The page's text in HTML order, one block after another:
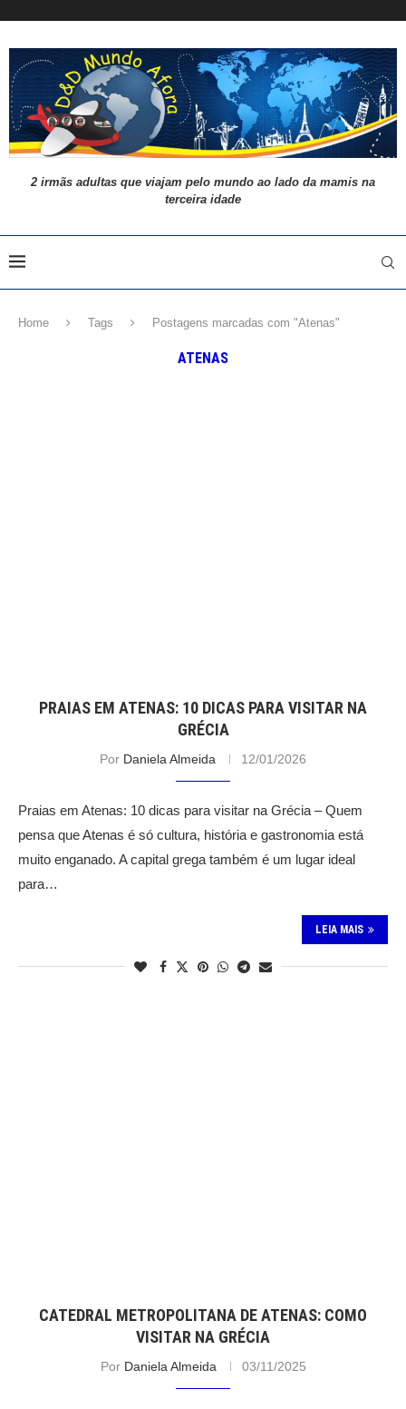
2 irmãs adultas que viajam pelo mundo ao lado da mamis na
terceira idade
Home Tags Postagens marcadas com "Atenas"
ATENAS
PRAIAS EM ATENAS: 10 DICAS PARA VISITAR NA
GRÉCIA
Por Daniela Almeida 12/01/2026
Praias em Atenas: 10 dicas para visitar na Grécia – Quem
pensa que Atenas é só cultura, história e gastronomia está
muito enganado. A capital grega também é um lugar ideal
para…
LEIA MAIS
CATEDRAL METROPOLITANA DE ATENAS: COMO
VISITAR NA GRÉCIA
Por Daniela Almeida 03/11/2025